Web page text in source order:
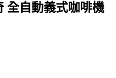
全自動義式咖啡機